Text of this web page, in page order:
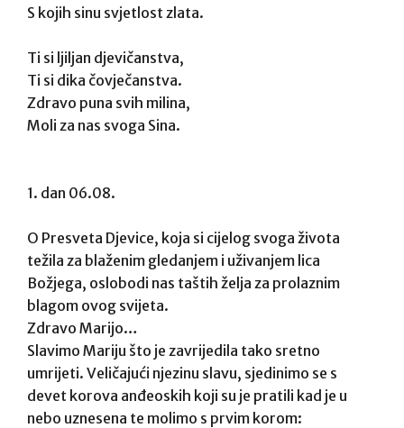
S kojih sinu svjetlost zlata.
Ti si ljiljan djevičanstva,
Ti si dika čovječanstva.
Zdravo puna svih milina,
Moli za nas svoga Sina.
1. dan 06.08.
O Presveta Djevice, koja si cijelog svoga života
težila za blaženim gledanjem i uživanjem lica
Božjega, oslobodi nas taštih želja za prolaznim
blagom ovog svijeta.
Zdravo Marijo…
Slavimo Mariju što je zavrijedila tako sretno
umrijeti. Veličajući njezinu slavu, sjedinimo se s
devet korova anđeoskih koji su je pratili kad je u
nebo uznesena te molimo s prvim korom: